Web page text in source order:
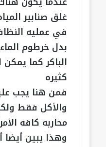
غلق صنابير
في عمليه
بدل خرطوم
الباكر كما يمكن
كثيره
فمن هنا يجب
والأكل فقط
محاربه كافه
وهذا يبين